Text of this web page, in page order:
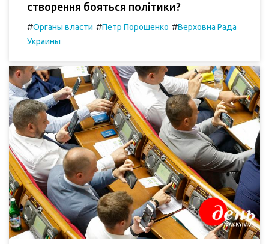
створення бояться політики?
#Органы власти #Петр Порошенко #Верховна Рада
Украины